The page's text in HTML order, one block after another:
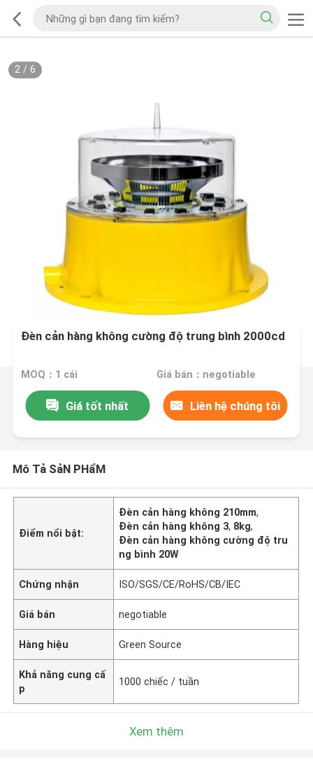
2/ 6
Đèn cản hàng không cường độ trung bình 2000cd
MOQ：1 cái Giá bán：negotiable
Giá tốt nhất Liên hệ chúng tôi
Mô Tả SảN PHẩM
Điểm nổi bật:
Đèn cản hàng không 210mm,
Đèn cản hàng không 3, 8kg,
Đèn cản hàng không cường độ tru
ng bình 20W
Chứng nhận ISO/SGS/CE/RoHS/CB/IEC
Giá bán negotiable
Hàng hiệu Green Source
Khả năng cung cấ
p
1000 chiếc / tuần
Xem thêm